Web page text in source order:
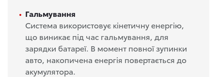
Гальмування
Система використовує кінетичну енергію,
що виникає під час гальмування, для
зарядки батареї. В момент повної зупинки
авто, накопичена енергія повертається до
акумулятора.